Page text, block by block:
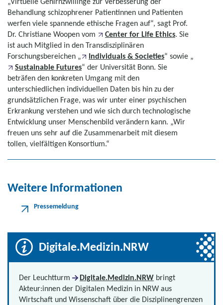
Behandlung schizophrener Patientinnen und Patienten
werfen viele spannende ethische Fragen auf“, sagt Prof.
Dr. Christiane Woopen vom
Center for Life Ethics. Sie
ist auch Mitglied in den Transdisziplinären
Forschungsbereichen „
Individuals & Societies“ sowie „
Sustainable Futures“ der Universität Bonn. Sie
beträfen den konkreten Umgang mit den
unterschiedlichen individuellen Daten bis hin zu der
grundsätzlichen Frage, was wir unter einer psychischen
Erkrankung verstehen und wie sich durch technologische
Entwicklung unser Menschenbild verändern kann. „Wir
freuen uns sehr auf die Zusammenarbeit mit diesem
tollen, vielfältigen Konsortium.“
Weitere Informationen
Pressemeldung
Digitale.Medizin.NRW
Der Leuchtturm Digitale.Medizin.NRW bringt
Akteur:innen der Digitalen Medizin in NRW aus
Wirtschaft und Wissenschaft über die Disziplinengrenzen